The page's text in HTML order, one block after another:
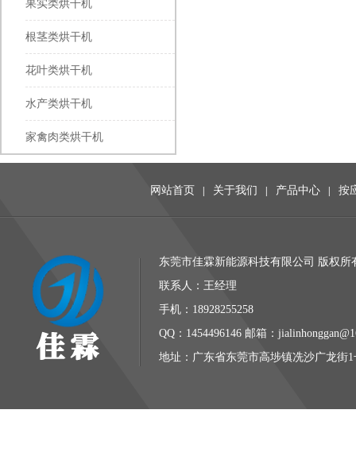
果实类烘干机
根茎类烘干机
花叶类烘干机
水产类烘干机
家禽肉类烘干机
网站首页 关于我们 产品中心 按
东莞市佳霖新能源科技有限公司 版权
联系人：王经理
手机：18928255258
QQ：1454496146 邮箱：
地址：广东省东莞市高埗镇冼沙广龙街1